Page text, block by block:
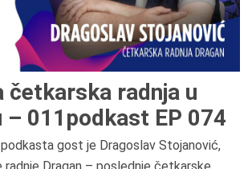
četkarska radnja u
– 011podkast EP 074
gost je Dragoslav Stojanović,